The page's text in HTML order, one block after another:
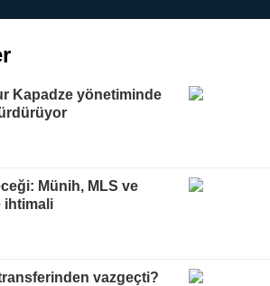
Kapadze yönetiminde
Münih, MLS ve
ihtimali
vazgeçti?